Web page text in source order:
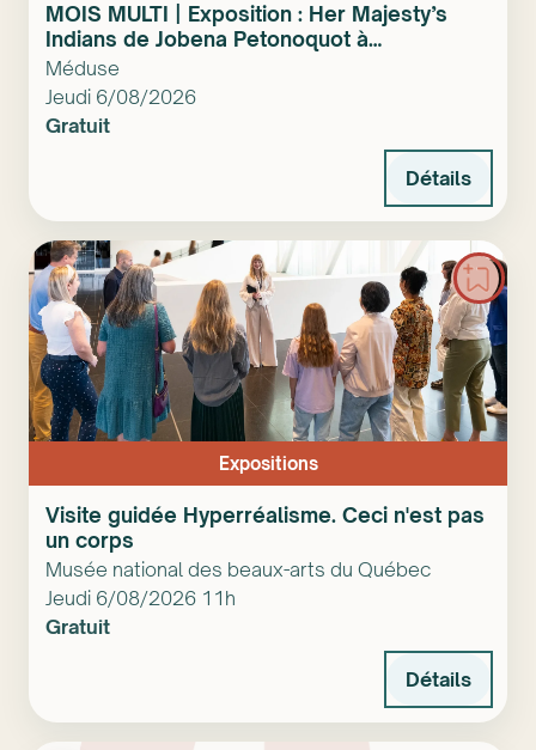
MOIS MULTI | Exposition : Her Majesty’s
Indians de Jobena Petonoquot à
Ahkwayaonhkeh
Méduse
Jeudi 6/08/2026
Gratuit
Détails
Expositions
Visite guidée Hyperréalisme. Ceci n'est pas
un corps
Musée national des beaux-arts du Québec
Jeudi 6/08/2026 11h
Gratuit
Détails